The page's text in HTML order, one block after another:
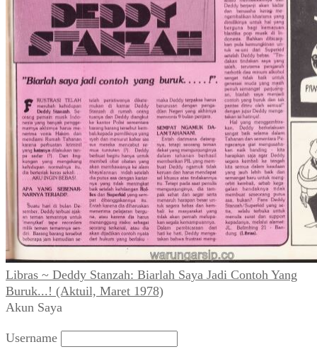
Libras ~ Deddy Stanzah: Biarlah Saya Jadi Contoh Yang
Buruk...! (Aktuil, Maret 1978)
Akun Saya
Username